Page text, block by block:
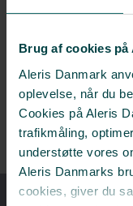
Brug af cookies
Aleris Danmark
oplevelse, når du
Cookies på Aleris
trafikmåling,
understøtte vores
Aleris Danmarks
cookies, giver du
mentale helbred.
​←